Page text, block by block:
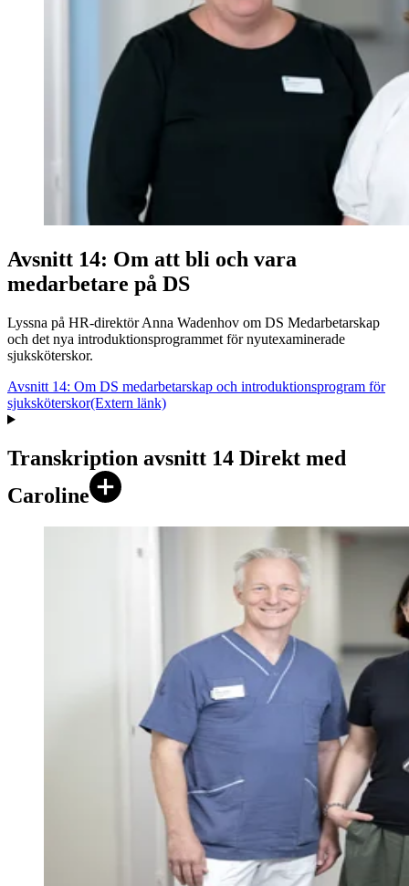
Avsnitt 14: Om att bli och vara
medarbetare på DS
Lyssna på HR-direktör Anna Wadenhov om DS Medarbetarskap
och det nya introduktionsprogrammet för nyutexaminerade
sjuksköterskor.
Avsnitt 14: Om DS medarbetarskap och introduktionsprogram för
sjuksköterskor(Extern länk)
Transkription avsnitt 14 Direkt med
Caroline